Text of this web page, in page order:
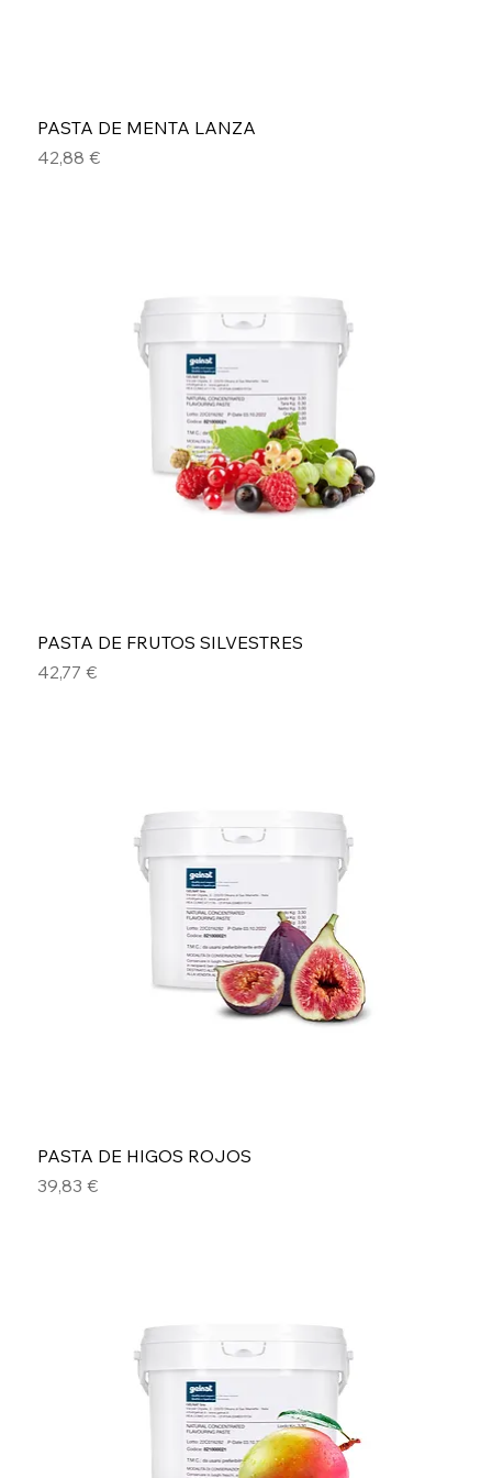
PASTA DE MENTA LANZA
Precio
42,88 €
PASTA DE FRUTOS SILVESTRES
Precio
42,77 €
PASTA DE HIGOS ROJOS
Precio
39,83 €